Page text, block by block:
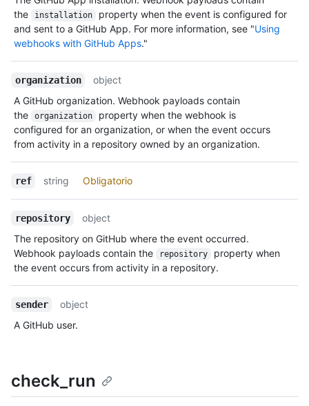
the
installation
property when the event is configured for
and sent to a GitHub App. For more information, see "Using
webhooks with GitHub Apps."
organization
object
A GitHub organization. Webhook payloads contain
the
organization
property when the webhook is
configured for an organization, or when the event occurs
from activity in a repository owned by an organization.
ref string Obligatorio
repository
object
The repository on GitHub where the event occurred.
Webhook payloads contain the
repository
property when
the event occurs from activity in a repository.
sender
object
A GitHub user.
check_run